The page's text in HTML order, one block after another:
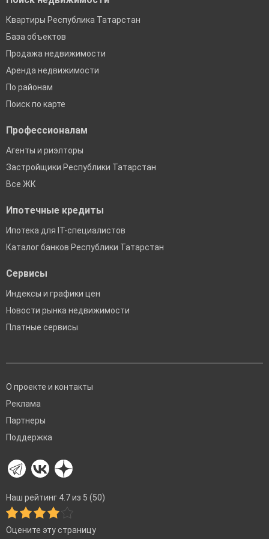
Квартиры Республика Татарстан
База объектов
Продажа недвижимости
Аренда недвижимости
По районам
Поиск по карте
Профессионалам
Агенты и риэлторы
Застройщики Республики Татарстан
Все ЖК
Ипотечные кредиты
Ипотека для IT-специалистов
Каталог банков Республики Татарстан
Сервисы
Индексы и графики цен
Новости рынка недвижимости
Платные сервисы
О проекте и контакты
Реклама
Партнеры
Поддержка
Наш рейтинг 4.7 из 5 (50)
Оцените эту страницу